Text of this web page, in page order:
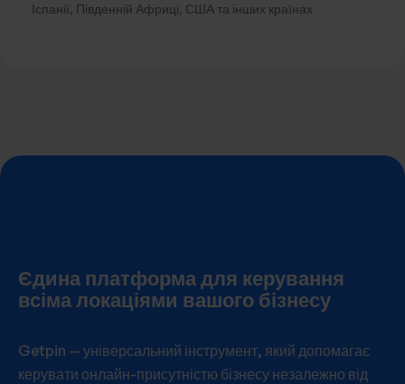
Іспанії, Південній Африці, США та інших країнах
Єдина платформа для керування
всіма локаціями вашого бізнесу
Getpin — універсальний інструмент, який допомагає
керувати онлайн-присутністю бізнесу незалежно від